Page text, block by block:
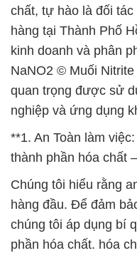
chất, tự hào là đối
hàng tại Thành Phố
kinh doanh và phân
NaNO2 © Muối
quan trọng được sử
nghiệp và ứng dụng
**1. An Toàn làm
thành phần hóa chất
Chúng tôi hiểu rằng
hàng đầu. Để đảm
chúng tôi áp dụng bí
phần hóa chất. hóa